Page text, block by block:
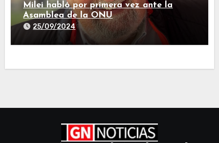
Milei habló por primera vez ante la
Asamblea de la ONU
25/09/2024